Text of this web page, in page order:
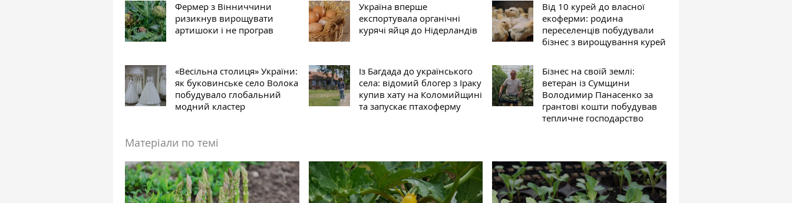
Фермер з Вінниччини
ризикнув вирощувати
артишоки і не програв
Україна вперше
експортувала органічні
курячі яйця до Нідерландів
Від 10 курей до власної
екоферми: родина
переселенців побудували
бізнес з вирощування курей
«Весільна столиця» України:
як буковинське село Волока
побудувало глобальний
модний кластер
Із Багдада до українського
села: відомий блогер з Іраку
купив хату на Коломийщині
та запускає птахоферму
Бізнес на своїй землі:
ветеран із Сумщини
Володимир Панасенко за
грантові кошти побудував
тепличне господарство
Матеріали по темі